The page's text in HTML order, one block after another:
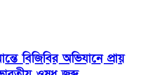
বিজিবির অভিযানে প্রায়